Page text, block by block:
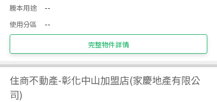
謄本用途
--
使用分區
--
完整物件詳情
住商不動產-彰化中山加盟店(家慶地產有限公
司)